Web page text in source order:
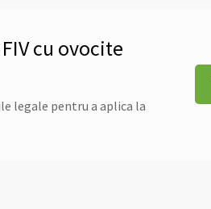
cu ovocite
legale pentru a aplica la